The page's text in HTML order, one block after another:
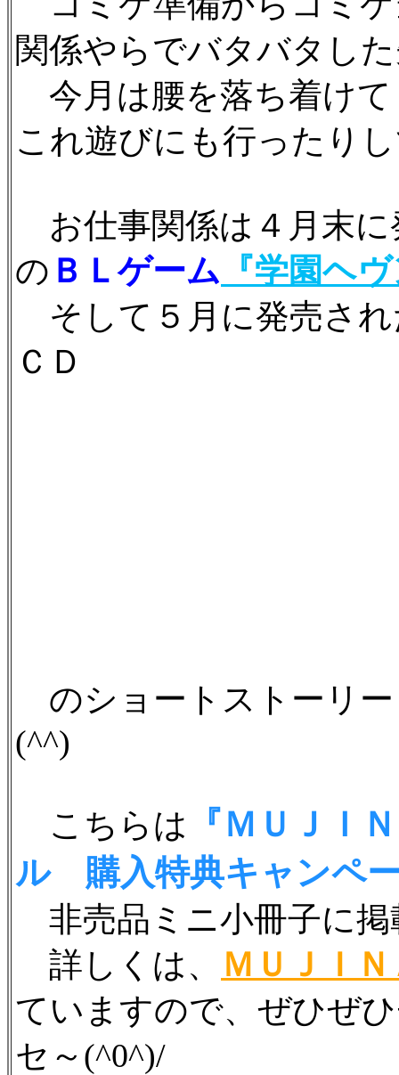
関係やらでバタバタし
今月は腰を落ち着けて
これ遊びにも行ったり
お仕事関係は４月末に
の ＢＬゲーム 『学園ヘ
そして５月に発売さ
ＣＤ
のショートストーリ
(^^)
こちらは
『ＭＵＪＩ
ル 購入特典キャンペ
非売品ミニ小冊子に掲
詳しくは、
ＭＵＪＩ
ていますので、ぜひぜ
セ～(^0^)/